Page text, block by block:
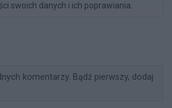
swoich danych i ich poprawiania.
komentarzy. Bądź pierwszy, dodaj